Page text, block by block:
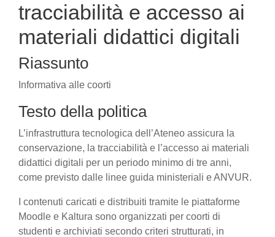
tracciabilità e accesso ai
materiali didattici digitali
Riassunto
Informativa alle coorti
Testo della politica
L’infrastruttura tecnologica dell’Ateneo assicura la
conservazione, la tracciabilità e l’accesso ai materiali
didattici digitali per un periodo minimo di tre anni,
come previsto dalle linee guida ministeriali e ANVUR.
I contenuti caricati e distribuiti tramite le piattaforme
Moodle e Kaltura sono organizzati per coorti di
studenti e archiviati secondo criteri strutturati, in